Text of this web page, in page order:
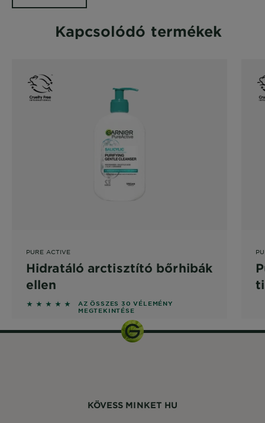
Kapcsolódó termékek
PURE ACTIVE
Hidratáló arctisztító bőrhibák
ellen
5 out of 5 stars based on reviews
AZ ÖSSZES 30 VÉLEMÉNY
MEGTEKINTÉSE
KÖVESS MINKET HU